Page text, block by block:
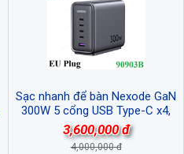
Sạc nhanh để bàn Nexode GaN
300W 5 cổng USB Type-C x4,
Type-A x1 Ugreen 90903B cao
cấp (EU Plug)
3,600,000 đ
4,000,000 đ